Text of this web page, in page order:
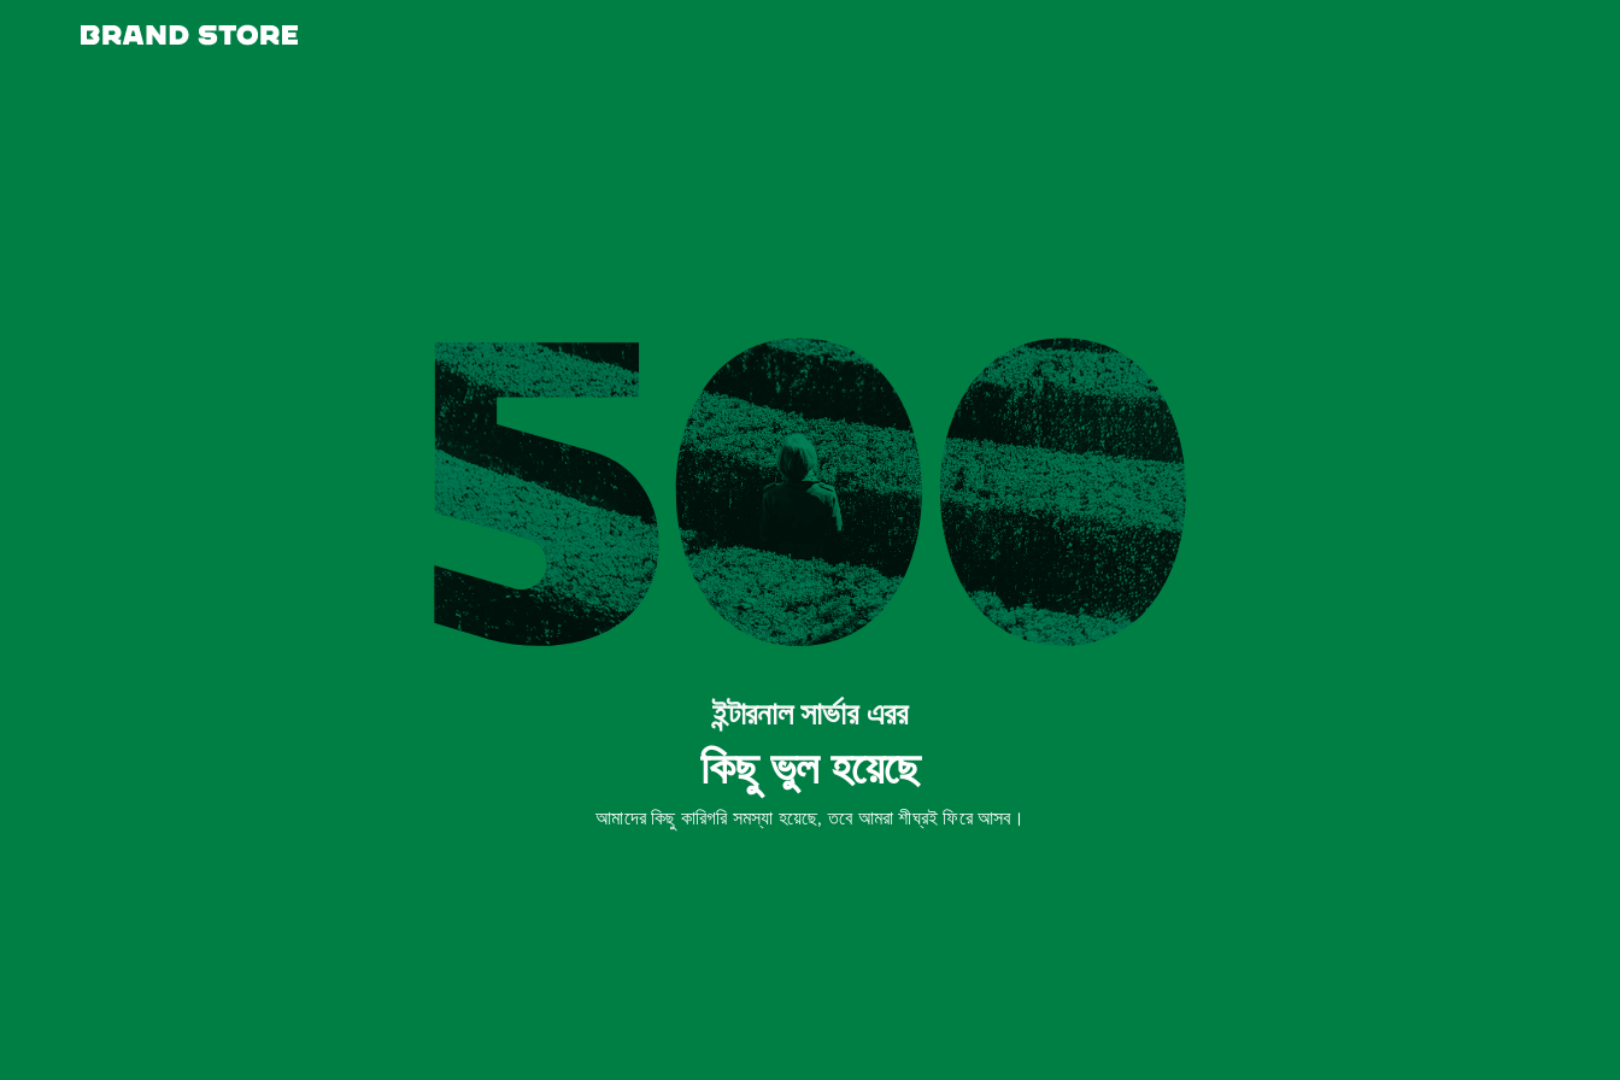
ইন্টারনাল সার্ভার এরর
কিছু ভুল হয়েছে
আমাদের কিছু কারিগরি সমস্যা হয়েছে, তবে আমরা শীঘ্রই ফিরে আসব।